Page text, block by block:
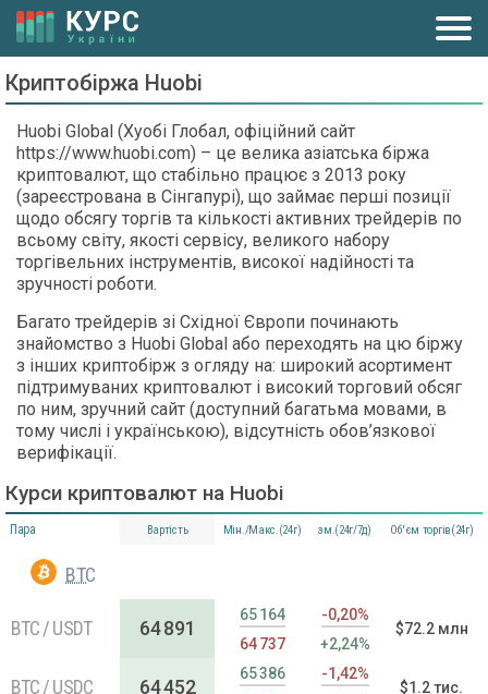
Криптобіржа Huobi
Huobi Global (Хуобі Глобал, офіційний сайт
https://www.huobi.com) – це велика азіатська біржа
криптовалют, що стабільно працює з 2013 року
(зареєстрована в Сінгапурі), що займає перші позиції
щодо обсягу торгів та кількості активних трейдерів по
всьому світу, якості сервісу, великого набору
торгівельних інструментів, високої надійності та
зручності роботи.
Багато трейдерів зі Східної Європи починають
знайомство з Huobi Global або переходять на цю біржу
з інших криптобірж з огляду на: широкий асортимент
підтримуваних криптовалют і високий торговий обсяг
по ним, зручний сайт (доступний багатьма мовами, в
тому числі і українською), відсутність обов’язкової
верифікації.
Курси криптовалют на Huobi
Пара Вартість Мін./Макс.(24г) зм.(24г/7д) Об'єм торгів(24г)
BTC
BTC / USDT 64 891
65 164
64 737
-0,20%
+2,24%
$72.2 млн
BTC / USDC 64 452
65 386
-1,42%
$1.2 тис.